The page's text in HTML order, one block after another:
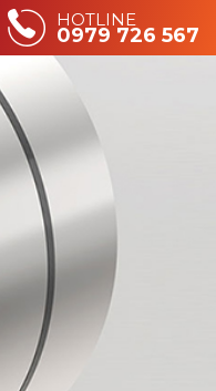
HỆ HOTLINE
0979 726 567